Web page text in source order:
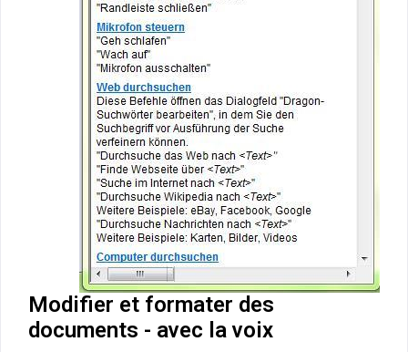
Modifier et formater des
documents - avec la voix